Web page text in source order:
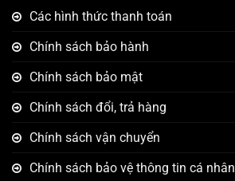
Các hình thức thanh toán
Chính sách bảo hành
Chính sách bảo mật
Chính sách đổi, trả hàng
Chính sách vận chuyển
Chính sách bảo vệ thông tin cá nhân